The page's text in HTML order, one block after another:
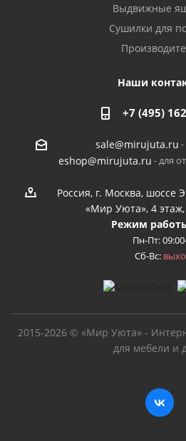
Выдвижные
Сушилки для
Наши
+7 (495)
sale@mirujuta.ru
eshop@mirujuta.ru - для
Россия, г. Москва, шоссе
«Мир Уюта», 4
Режим
Пн-Пт:
Сб-Вс:
2015-2026 © «Мир Уюта» -
для мебели и